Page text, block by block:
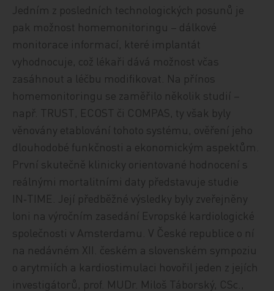
Jedním z posledních technologických posunů je
pak možnost homemonitoringu – dálkové
monitorace informací, které implantát
vyhodnocuje, což lékaři dává možnost včas
zasáhnout a léčbu modifikovat. Na přínos
homemonitoringu se zaměřilo několik studií –
např. TRUST, ECOST či COMPAS, ty však byly
věnovány etablování tohoto systému, ověření jeho
dlouhodobé funkčnosti a ekonomickým aspektům.
První skutečně klinicky orientované hodnocení s
reálnými mortalitními daty představuje studie
IN‑TIME. Její předběžné výsledky byly zveřejněny
loni na výročním zasedání Evropské kardiologické
společnosti v Amsterdamu. V České republice o ní
na nedávném XII. českém a slovenském sympoziu
o arytmiích a kardiostimulaci hovořil jeden z jejích
investigátorů, prof. MUDr. Miloš Táborský, CSc.,